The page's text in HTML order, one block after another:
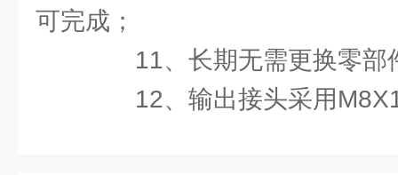
可完成；
11、长期无需更换零部
12、输出接头采用M8X1